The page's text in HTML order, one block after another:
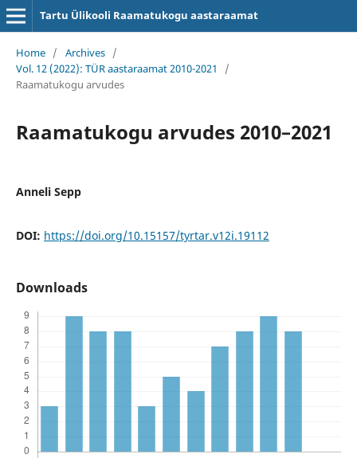
Tartu Ülikooli Raamatukogu aastaraamat
Home / Archives /
Vol. 12 (2022): TÜR aastaraamat 2010-2021
/
Raamatukogu arvudes
Raamatukogu arvudes 2010–2021
Anneli Sepp
DOI: https://doi.org/10.15157/tyrtar.v12i.19112
Downloads